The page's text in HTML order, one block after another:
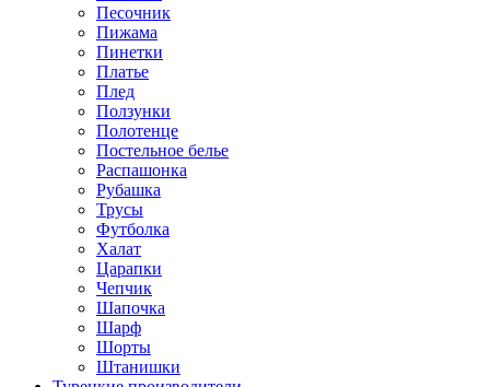
Песочник
Пижама
Пинетки
Платье
Плед
Ползунки
Полотенце
Постельное белье
Распашонка
Рубашка
Трусы
Футболка
Халат
Царапки
Чепчик
Шапочка
Шарф
Шорты
Штанишки